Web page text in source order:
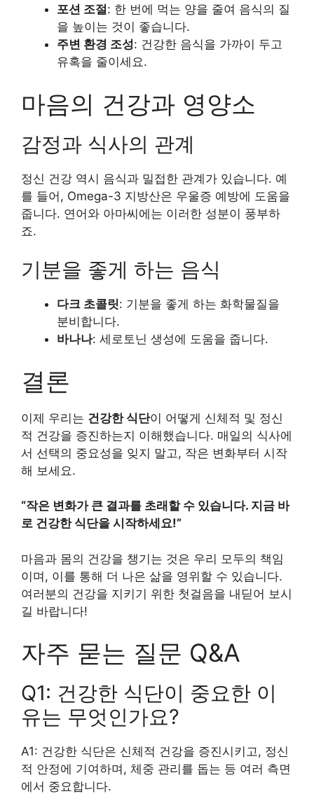
포션 조절: 한 번에 먹는 양을 줄여 음식의 질
을 높이는 것이 좋습니다.
주변 환경 조성: 건강한 음식을 가까이 두고
유혹을 줄이세요.
마음의 건강과 영양소
감정과 식사의 관계
정신 건강 역시 음식과 밀접한 관계가 있습니다. 예
를 들어, Omega-3 지방산은 우울증 예방에 도움을
줍니다. 연어와 아마씨에는 이러한 성분이 풍부하
죠.
기분을 좋게 하는 음식
다크 초콜릿: 기분을 좋게 하는 화학물질을
분비합니다.
바나나: 세로토닌 생성에 도움을 줍니다.
결론
이제 우리는 건강한 식단이 어떻게 신체적 및 정신
적 건강을 증진하는지 이해했습니다. 매일의 식사에
서 선택의 중요성을 잊지 말고, 작은 변화부터 시작
해 보세요.
“작은 변화가 큰 결과를 초래할 수 있습니다. 지금 바
로 건강한 식단을 시작하세요!”
마음과 몸의 건강을 챙기는 것은 우리 모두의 책임
이며, 이를 통해 더 나은 삶을 영위할 수 있습니다.
여러분의 건강을 지키기 위한 첫걸음을 내딛어 보시
길 바랍니다!
자주 묻는 질문 Q&A
Q1: 건강한 식단이 중요한 이
유는 무엇인가요?
A1: 건강한 식단은 신체적 건강을 증진시키고, 정신
적 안정에 기여하며, 체중 관리를 돕는 등 여러 측면
에서 중요합니다.